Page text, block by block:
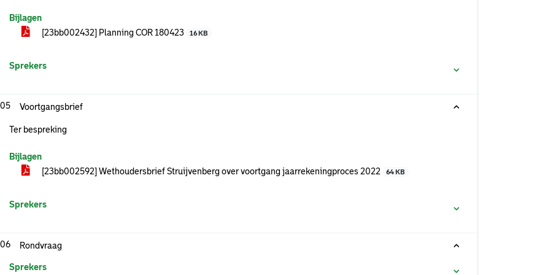
Bijlagen
[23bb002432] Planning COR 180423
16 KB
Sprekers
Voortgangsbrief
Ter bespreking
Bijlagen
[23bb002592] Wethoudersbrief Struijvenberg over voortgang jaarrekeningproces 2022
64 KB
Sprekers
Rondvraag
Sprekers